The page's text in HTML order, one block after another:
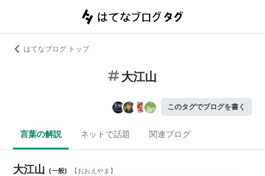
はてなブログ トップ
大江山
このタグでブログを書く
言葉の解説 ネットで話題 関連ブログ
大江山 (一般) 【おおえやま 】